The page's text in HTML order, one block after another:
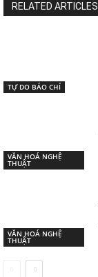
RELATED ARTICLES
TỰ DO BÁO CHÍ
VĂN HOÁ NGHỆ
THUẬT
VĂN HOÁ NGHỆ
THUẬT